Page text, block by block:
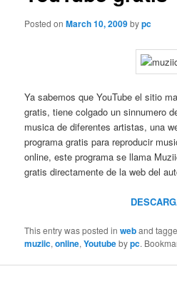
Posted onMarch 10, 2009bypc
Ya sabemos que YouTube el sitio
gratis, tiene colgado un sinnumero
musica de diferentes artistas, una
programa gratis para reproducir
online, este programa se llama
gratis directamente de la web del
This entry was posted inweband
muziic,online,Youtubebypc.